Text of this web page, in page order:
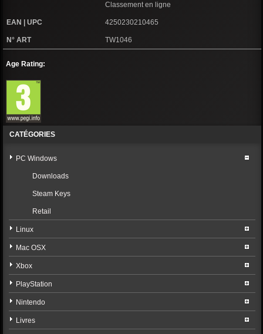
Classement en ligne
EAN | UPC 4250230210465
N° ART TW1046
Age Rating:
CATÉGORIES
PC Windows
Downloads
Steam Keys
Retail
Linux
Mac OSX
Xbox
PlayStation
Nintendo
Livres